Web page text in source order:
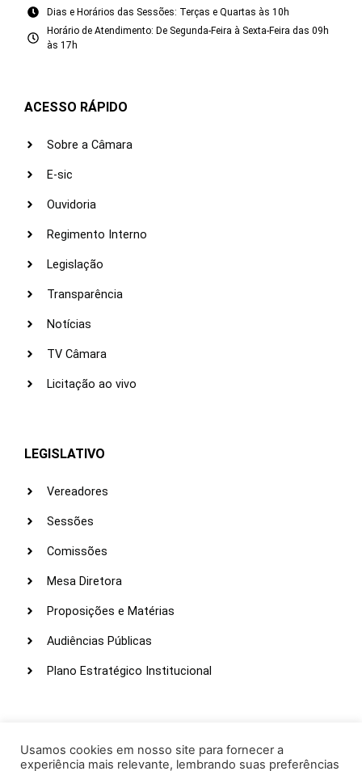
Dias e Horários das Sessões: Terças e Quartas às 10h
Horário de Atendimento: De Segunda-Feira à Sexta-Feira das 09h
às 17h
ACESSO RÁPIDO
Sobre a Câmara
E-sic
Ouvidoria
Regimento Interno
Legislação
Transparência
Notícias
TV Câmara
Licitação ao vivo
LEGISLATIVO
Vereadores
Sessões
Comissões
Mesa Diretora
Proposições e Matérias
Audiências Públicas
Plano Estratégico Institucional
Webmail
Usamos cookies em nosso site para fornecer a
experiência mais relevante, lembrando suas preferências